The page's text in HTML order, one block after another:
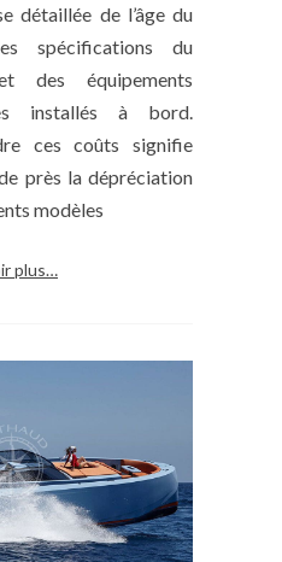
détaillée de l’âge du
spécifications du
des équipements
installés à bord.
ces coûts signifie
près la dépréciation
modèles
plus…